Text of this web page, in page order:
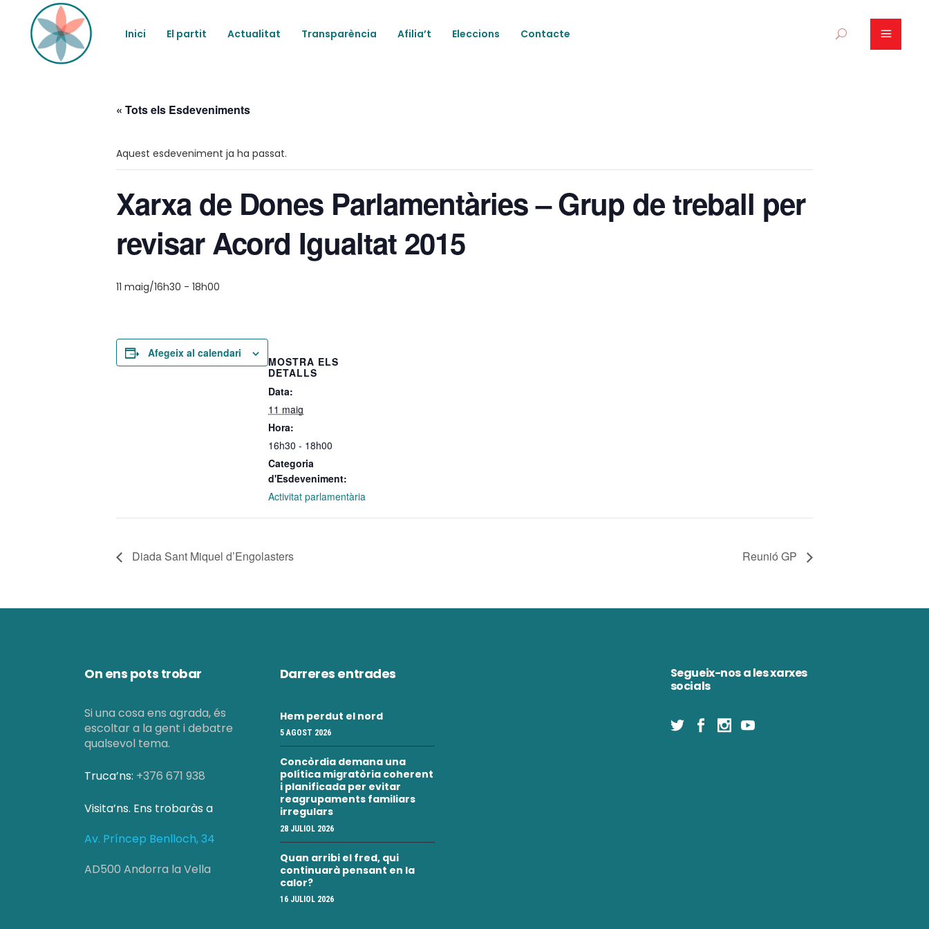
Inici El partit Actualitat Transparència Afilia’t Eleccions Contacte
« Tots els Esdeveniments
Aquest esdeveniment ja ha passat.
Xarxa de Dones Parlamentàries – Grup de treball per
revisar Acord Igualtat 2015
11 maig/16h30 - 18h00
Afegeix al calendari
MOSTRA ELS
DETALLS
Data:
11 maig
Hora:
16h30 - 18h00
Categoria
d'Esdeveniment:
Activitat parlamentària
Diada Sant Miquel d’Engolasters Reunió GP
On ens pots trobar
Si una cosa ens agrada, és
escoltar a la gent i debatre
qualsevol tema.
Truca’ns: +376 671 938
Visita’ns. Ens trobaràs a
Av. Príncep Benlloch, 34
AD500 Andorra la Vella
Darreres entrades
Hem perdut el nord
5 AGOST 2026
Concòrdia demana una
política migratòria coherent
i planificada per evitar
reagrupaments familiars
irregulars
28 JULIOL 2026
Quan arribi el fred, qui
continuarà pensant en la
calor?
16 JULIOL 2026
Segueix-nos a les xarxes
socials